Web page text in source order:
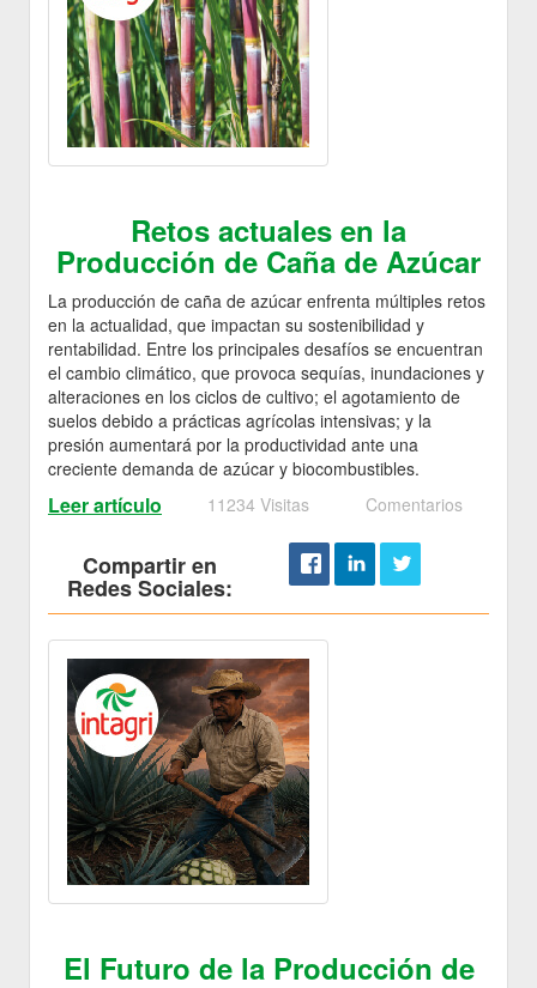
Retos actuales en la
Producción de Caña de Azúcar
La producción de caña de azúcar enfrenta múltiples retos
en la actualidad, que impactan su sostenibilidad y
rentabilidad. Entre los principales desafíos se encuentran
el cambio climático, que provoca sequías, inundaciones y
alteraciones en los ciclos de cultivo; el agotamiento de
suelos debido a prácticas agrícolas intensivas; y la
presión aumentará por la productividad ante una
creciente demanda de azúcar y biocombustibles.
Leer artículo 11234 Visitas Comentarios
Compartir en
Redes Sociales:
El Futuro de la Producción de